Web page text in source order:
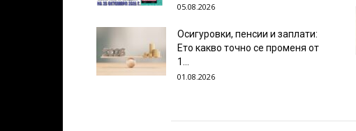
05.08.2026
Осигуровки, пенсии и заплати:
Ето какво точно се променя от
1...
01.08.2026